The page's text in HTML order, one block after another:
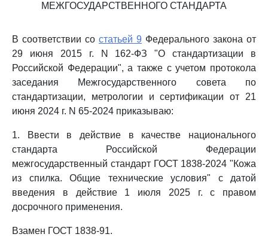
МЕЖГОСУДАРСТВЕННОГО СТАНДАРТА
В соответствии со статьей 9 Федерального закона от
29 июня 2015 г. N 162-ФЗ "О стандартизации в
Российской Федерации", а также с учетом протокола
заседания Межгосударственного совета по
стандартизации, метрологии и сертификации от 21
июня 2024 г. N 65-2024 приказываю:
1. Ввести в действие в качестве национального
стандарта Российской Федерации
межгосударственный стандарт ГОСТ 1838-2024 "Кожа
из спилка. Общие технические условия" с датой
введения в действие 1 июля 2025 г. с правом
досрочного применения.
Взамен ГОСТ 1838-91.